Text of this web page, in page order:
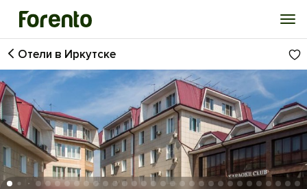
Войти
Избранное
История просмотра
Добавить свой объект
Отели в Иркутске